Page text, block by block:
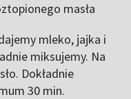
masła
mleko, jajka i
miksujemy. Na
Dokładnie
30 min.